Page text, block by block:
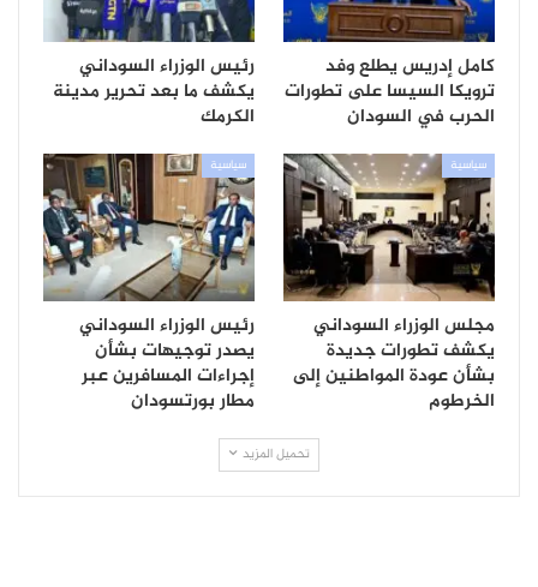
كامل إدريس يطلع وفد
ترويكا السيسا على تطورات
الحرب في السودان
رئيس الوزراء السوداني
يكشف ما بعد تحرير مدينة
الكرمك
سياسية
مجلس الوزراء السوداني
يكشف تطورات جديدة
بشأن عودة المواطنين إلى
الخرطوم
سياسية
رئيس الوزراء السوداني
يصدر توجيهات بشأن
إجراءات المسافرين عبر
مطار بورتسودان
تحميل المزيد